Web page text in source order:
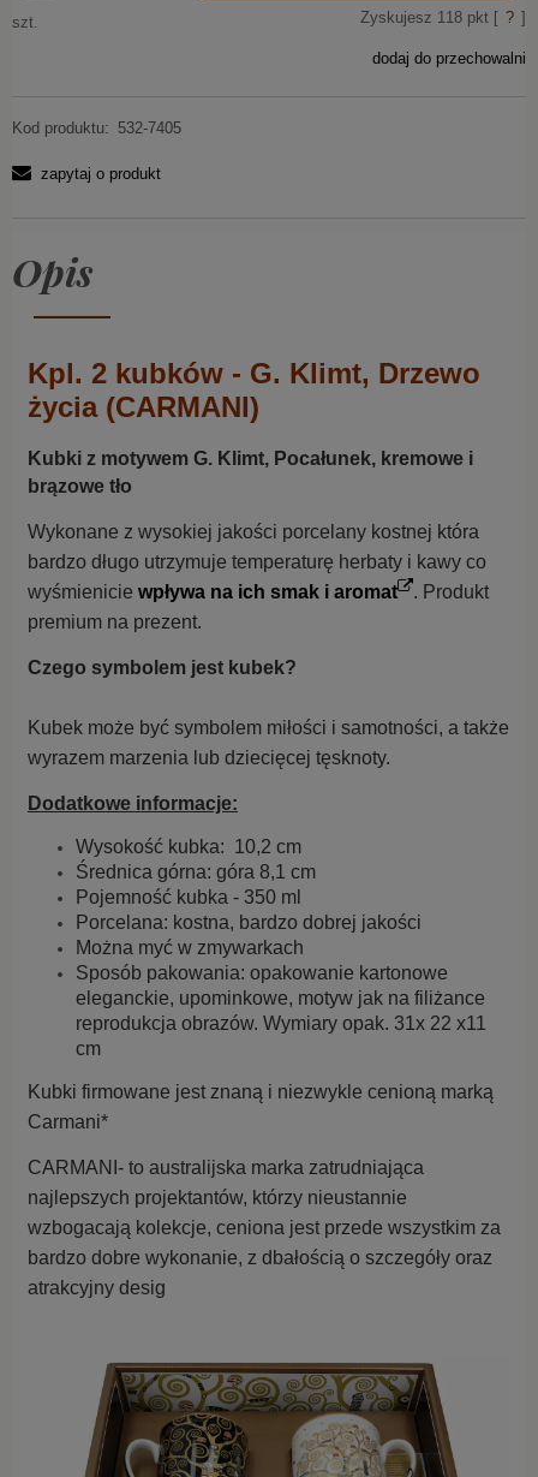
szt. Zyskujesz 118 pkt [ ? ]
dodaj do przechowalni
Kod produktu: 532-7405
zapytaj o produkt
Opis
Kpl. 2 kubków - G. Klimt, Drzewo
życia (CARMANI)
Kubki z motywem G. Klimt, Pocałunek, kremowe i
brązowe tło
Wykonane z wysokiej jakości porcelany kostnej która
bardzo długo utrzymuje temperaturę herbaty i kawy co
wyśmienicie wpływa na ich smak i aromat . Produkt
premium na prezent.
Czego symbolem jest kubek?
Kubek może być symbolem miłości i samotności, a także
wyrazem marzenia lub dziecięcej tęsknoty.
Dodatkowe informacje:
Wysokość kubka: 10,2 cm
Średnica górna: góra 8,1 cm
Pojemność kubka - 350 ml
Porcelana: kostna, bardzo dobrej jakości
Można myć w zmywarkach
Sposób pakowania: opakowanie kartonowe
eleganckie, upominkowe, motyw jak na filiżance
reprodukcja obrazów. Wymiary opak. 31x 22 x11
cm
Kubki firmowane jest znaną i niezwykle cenioną marką
Carmani*
CARMANI- to australijska marka zatrudniająca
najlepszych projektantów, którzy nieustannie
wzbogacają kolekcje, ceniona jest przede wszystkim za
bardzo dobre wykonanie, z dbałością o szczegóły oraz
atrakcyjny desig